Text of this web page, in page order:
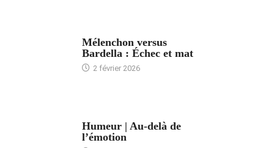
Mélenchon versus
Bardella : Échec et mat
2 février 2026
Humeur | Au-delà de
l’émotion